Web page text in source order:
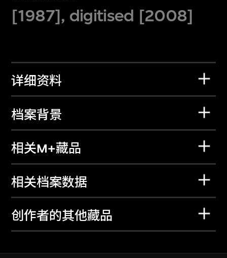
[1987], digitised [2008]
详细资料
档案背景
相关M+藏品
相关档案数据
创作者的其他藏品